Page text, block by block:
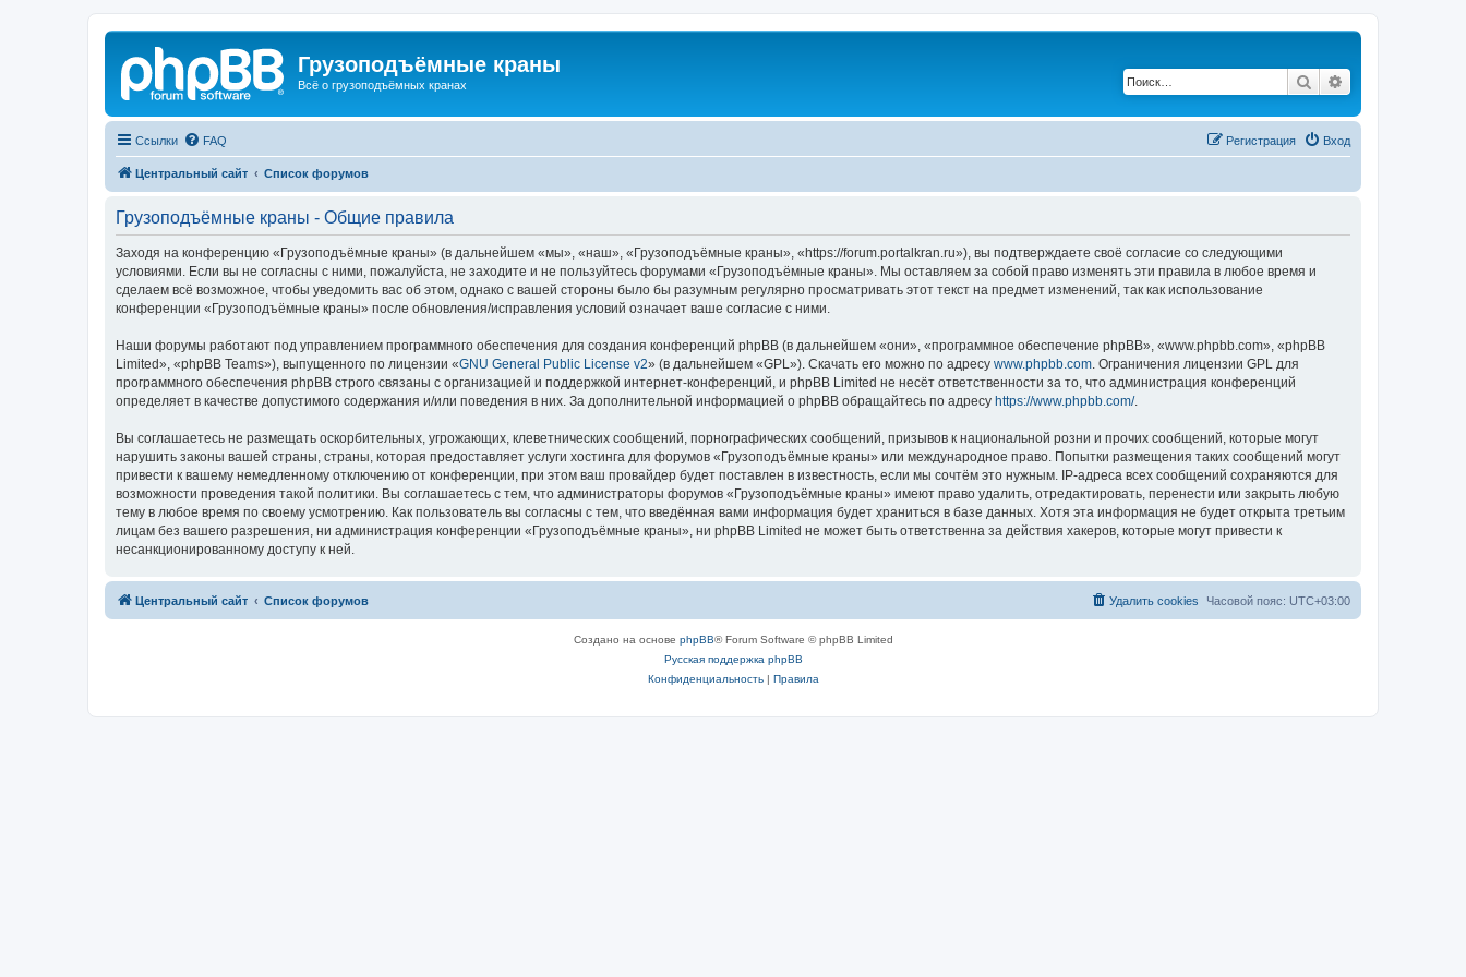
Грузоподъёмные краны
Всё о грузоподъёмных кранах Поиск
Ссылки FAQ Вход
Регистрация
Центральный сайт Список форумов
Грузоподъёмные краны - Общие правила
Заходя на конференцию «Грузоподъёмные краны» (в дальнейшем «мы», «наш», «Грузоподъёмные краны», «https://forum.portalkran.ru»), вы подтверждаете своё согласие со следующими
условиями. Если вы не согласны с ними, пожалуйста, не заходите и не пользуйтесь форумами «Грузоподъёмные краны». Мы оставляем за собой право изменять эти правила в любое время и
сделаем всё возможное, чтобы уведомить вас об этом, однако с вашей стороны было бы разумным регулярно просматривать этот текст на предмет изменений, так как использование
конференции «Грузоподъёмные краны» после обновления/исправления условий означает ваше согласие с ними.
Наши форумы работают под управлением программного обеспечения для создания конференций phpBB (в дальнейшем «они», «программное обеспечение phpBB», «www.phpbb.com», «phpBB
Limited», «phpBB Teams»), выпущенного по лицензии «GNU General Public License v2» (в дальнейшем «GPL»). Скачать его можно по адресу www.phpbb.com . Ограничения лицензии GPL для
программного обеспечения phpBB строго связаны с организацией и поддержкой интернет-конференций, и phpBB Limited не несёт ответственности за то, что администрация конференций
определяет в качестве допустимого содержания и/или поведения в них. За дополнительной информацией о phpBB обращайтесь по адресу https://www.phpbb.com/.
Вы соглашаетесь не размещать оскорбительных, угрожающих, клеветнических сообщений, порнографических сообщений, призывов к национальной розни и прочих сообщений, которые могут
нарушить законы вашей страны, страны, которая предоставляет услуги хостинга для форумов «Грузоподъёмные краны» или международное право. Попытки размещения таких сообщений могут
привести к вашему немедленному отключению от конференции, при этом ваш провайдер будет поставлен в известность, если мы сочтём это нужным. IP-адреса всех сообщений сохраняются для
возможности проведения такой политики. Вы соглашаетесь с тем, что администраторы форумов «Грузоподъёмные краны» имеют право удалить, отредактировать, перенести или закрыть любую
тему в любое время по своему усмотрению. Как пользователь вы согласны с тем, что введённая вами информация будет храниться в базе данных. Хотя эта информация не будет открыта третьим
лицам без вашего разрешения, ни администрация конференции «Грузоподъёмные краны», ни phpBB Limited не может быть ответственна за действия хакеров, которые могут привести к
несанкционированному доступу к ней.
Центральный сайт Список форумов Часовой пояс: UTC+03:00
Удалить cookies
Создано на основе phpBB® Forum Software © phpBB Limited
Русская поддержка phpBB
Конфиденциальность| Правила